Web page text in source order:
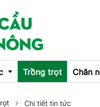
Trồng trọt Chăn
Chi tiết tin tức